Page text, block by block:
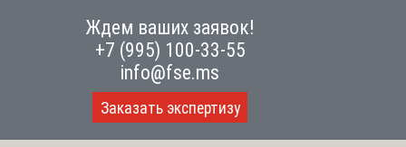
Ждем ваших заявок!
+7 (995) 100-33-55
info@fse.ms
Заказать экспертизу